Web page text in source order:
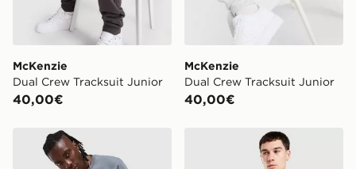
McKenzie
Dual Crew Tracksuit Junior
40,00€
McKenzie
Dual Crew Tracksuit Junior
40,00€
McKenzie Camiseta Rocco McKenzie Camiseta Rocco